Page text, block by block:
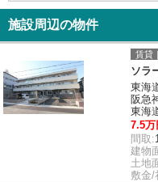
施設周辺の物件
賃貸
ソラ
東海
阪急
東海
7.5万
間取:
建物
土地
敷金/